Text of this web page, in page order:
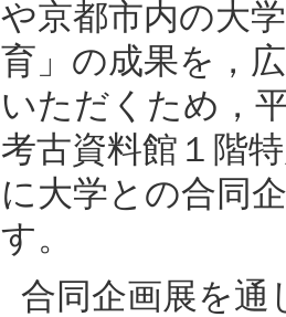
や京都市内の大
育」の成果を，
いただくため，
考古資料館１階
に大学との合同
す。
合同企画展を通